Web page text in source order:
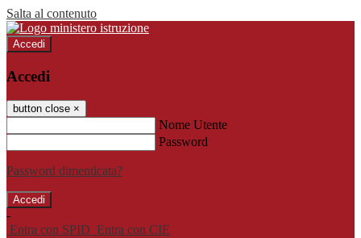
Salta al contenuto
Accedi
Accedi
button close ×
Nome Utente
Password
Password dimenticata?
-
Entra con SPID Entra con CIE